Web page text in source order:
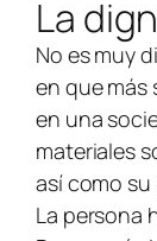
La
No es muy
en que más
en una
materiales
así como
La persona